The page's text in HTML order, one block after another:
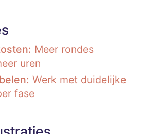
Meer rondes
uren
Werk met duidelijke
fase